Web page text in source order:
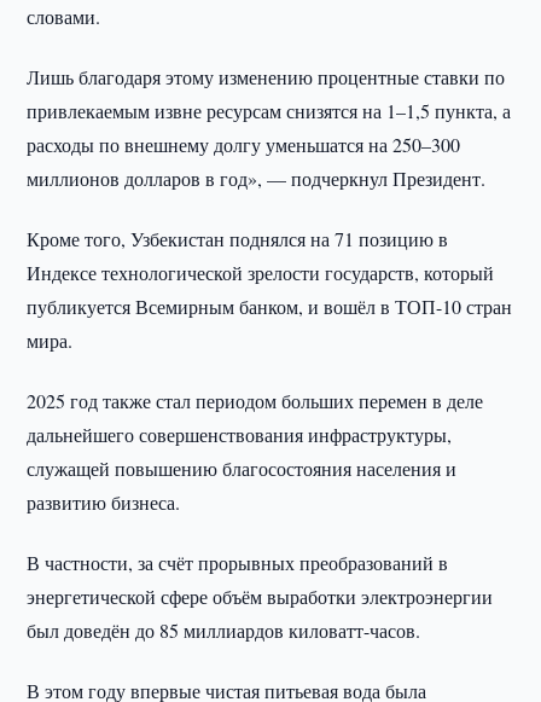
словами.
Лишь благодаря этому изменению процентные ставки по
привлекаемым извне ресурсам снизятся на 1–1,5 пункта, а
расходы по внешнему долгу уменьшатся на 250–300
миллионов долларов в год», — подчеркнул Президент.
Кроме того, Узбекистан поднялся на 71 позицию в
Индексе технологической зрелости государств, который
публикуется Всемирным банком, и вошёл в ТОП-10 стран
мира.
2025 год также стал периодом больших перемен в деле
дальнейшего совершенствования инфраструктуры,
служащей повышению благосостояния населения и
развитию бизнеса.
В частности, за счёт прорывных преобразований в
энергетической сфере объём выработки электроэнергии
был доведён до 85 миллиардов киловатт-часов.
В этом году впервые чистая питьевая вода была